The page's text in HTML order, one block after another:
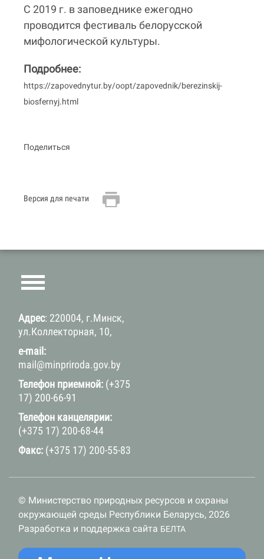
С 2019 г. в заповеднике ежегодно
проводится фестиваль белорусской
мифологической культуры.
Подробнее:
https://zapovednytur.by/oopt/zapovednik/berezinskij-
biosfernyj.html
Поделиться
Версия для печати
Адрес: 220004, г.Минск,
ул.Коллекторная, 10,
e-mail:
mail@minpriroda.gov.by
Телефон приемной: (+375
17) 200-66-91
Телефон канцелярии:
(+375 17) 200-68-44
Факс: (+375 17) 200-55-83
© Министерство природных ресурсов и охраны
окружающей среды Республики Беларусь, 2026
Разработка и поддержка сайта БЕЛТА